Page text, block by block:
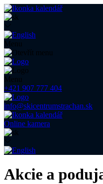
Menu
Menu
+421 907 777 404
info@skicentrumstrachan.sk
Online kamera
Akcie a